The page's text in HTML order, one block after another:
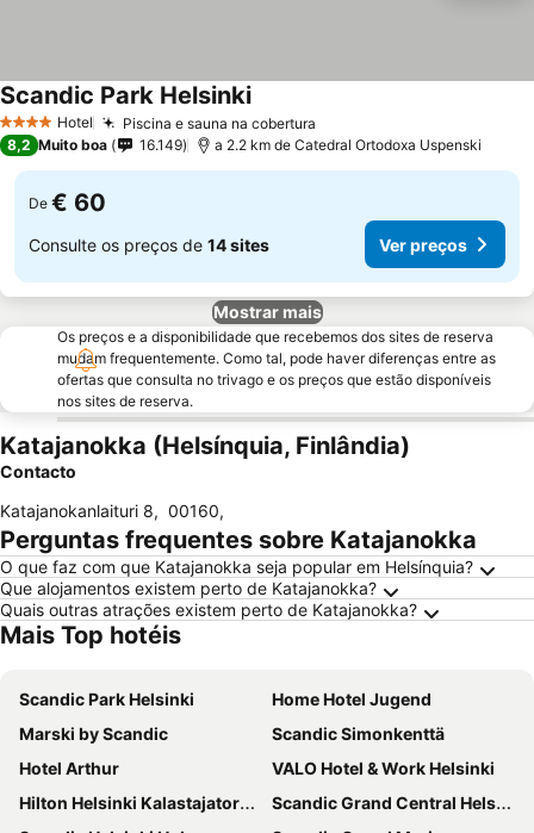
4 EstrelasHotel Piscina e sauna na cobertura
Scandic Park HelsinkiVer preços
8,2 Muito boa 16.149 a 2.2 km de Catedral Ortodoxa Uspenski
De € 60
Consulte os preços de 14 sites Ver preços
Mostrar mais
Os preços e a disponibilidade que recebemos dos sites de reserva
mudam frequentemente. Como tal, pode haver diferenças entre as
ofertas que consulta no trivago e os preços que estão disponíveis
nos sites de reserva.
Katajanokka (Helsínquia, Finlândia)
Contacto
Katajanokanlaituri 8, 00160,
Perguntas frequentes sobre Katajanokka
O que faz com que Katajanokka seja popular em Helsínquia?
Que alojamentos existem perto de Katajanokka?
Quais outras atrações existem perto de Katajanokka?
Mais Top hotéis
Scandic Park Helsinki
Home Hotel Jugend
Marski by Scandic
Scandic Simonkenttä
Hotel Arthur
VALO Hotel & Work Helsinki
Hilton Helsinki Kalastajatorppa
Scandic Grand Central Helsinki